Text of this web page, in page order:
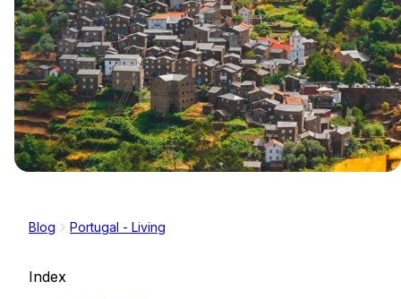
Blog Portugal - Living
Index